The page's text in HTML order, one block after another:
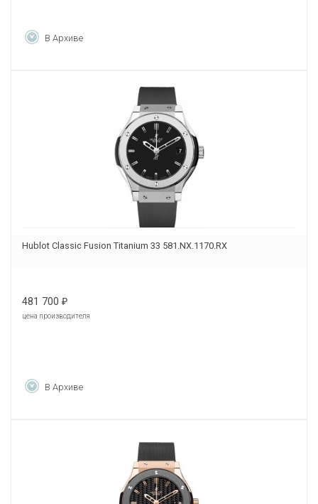
В Архиве
Hublot Classic Fusion Titanium 33 581.NX.1170.RX
481 700 ₽
цена производителя
В Архиве